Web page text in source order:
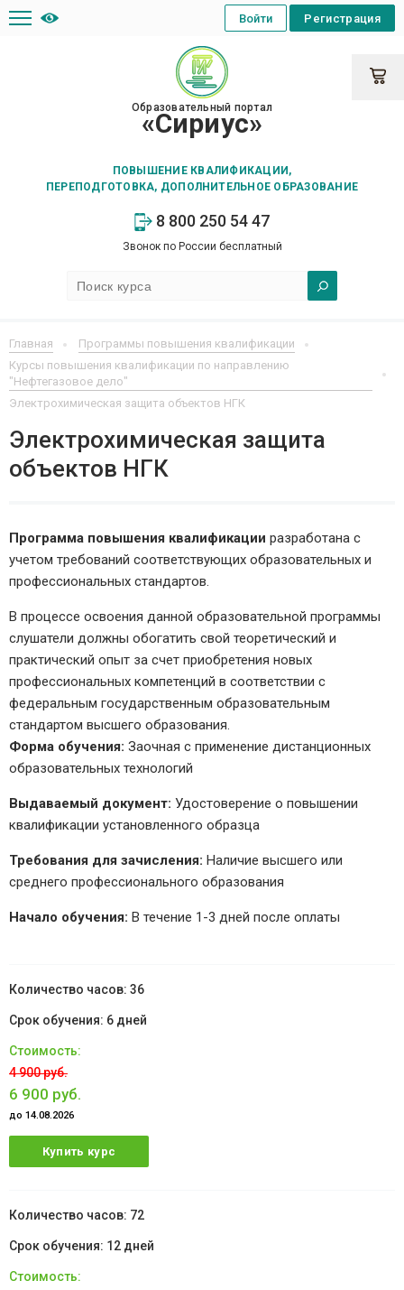
Образовательный портал
«Сириус»
ПОВЫШЕНИЕ КВАЛИФИКАЦИИ,
ПЕРЕПОДГОТОВКА, ДОПОЛНИТЕЛЬНОЕ ОБРАЗОВАНИЕ
8 800 250 54 47
Звонок по России бесплатный
Регистрация
Войти
Главная
Программы повышения квалификации
Курсы повышения квалификации по направлению
"Нефтегазовое дело"
Электрохимическая защита объектов НГК
Электрохимическая защита
объектов НГК
Программа повышения квалификации разработана с
учетом требований соответствующих образовательных и
профессиональных стандартов.
В процессе освоения данной образовательной программы
слушатели должны обогатить свой теоретический и
практический опыт за счет приобретения новых
профессиональных компетенций в соответствии с
федеральным государственным образовательным
стандартом высшего образования.
Форма обучения: Заочная с применение дистанционных
образовательных технологий
Выдаваемый документ: Удостоверение о повышении
квалификации установленного образца
Требования для зачисления: Наличие высшего или
среднего профессионального образования
Начало обучения: В течение 1-3 дней после оплаты
36
6 дней
4 900 руб.
6 900 руб.
до 14.08.2026
Купить курс
72
12 дней